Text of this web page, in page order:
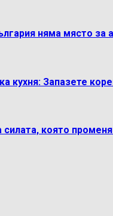
няма място за
кухня: Запазете
която